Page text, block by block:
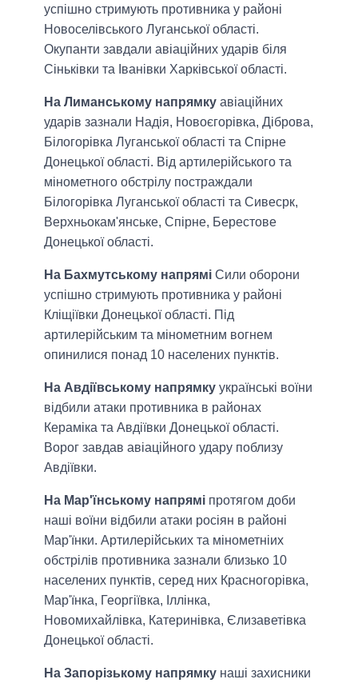
успішно стримують противника у районі
Новоселівського Луганської області.
Окупанти завдали авіаційних ударів біля
Сіньківки та Іванівки Харківської області.
На Лиманському напрямку авіаційних
ударів зазнали Надія, Новоєгорівка, Діброва,
Білогорівка Луганської області та Спірне
Донецької області. Від артилерійського та
мінометного обстрілу постраждали
Білогорівка Луганської області та Сивесрк,
Верхньокам'янське, Спірне, Берестове
Донецької області.
На Бахмутському напрямі Сили оборони
успішно стримують противника у районі
Кліщіївки Донецької області. Під
артилерійським та мінометним вогнем
опинилися понад 10 населених пунктів.
На Авдіївському напрямку українські воїни
відбили атаки противника в районах
Кераміка та Авдіївки Донецької області.
Ворог завдав авіаційного удару поблизу
Авдіївки.
На Мар'їнському напрямі протягом доби
наші воїни відбили атаки росіян в районі
Мар'їнки. Артилерійських та мінометніих
обстрілів противника зазнали близько 10
населених пунктів, серед них Красногорівка,
Мар'їнка, Георгіївка, Іллінка,
Новомихайлівка, Катеринівка, Єлизаветівка
Донецької області.
На Запорізькому напрямку наші захисники